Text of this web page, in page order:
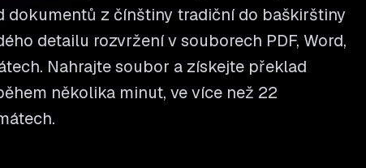
dokumentů z čínštiny tradiční do baškirštiny
detailu rozvržení v souborech PDF, Word,
Nahrajte soubor a získejte překlad
několika minut, ve více než 22